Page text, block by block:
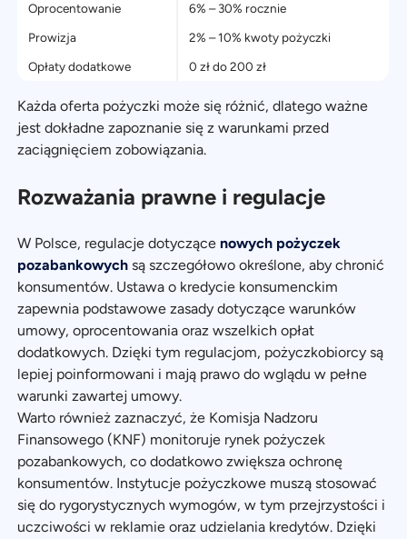
Oprocentowanie
6% – 30% rocznie
Prowizja
2% – 10% kwoty pożyczki
Opłaty dodatkowe
0 zł do 200 zł
Każda oferta pożyczki może się różnić, dlatego ważne
jest dokładne zapoznanie się z warunkami przed
zaciągnięciem zobowiązania.
Rozważania prawne i regulacje
W Polsce, regulacje dotyczące nowych pożyczek
pozabankowych są szczegółowo określone, aby chronić
konsumentów. Ustawa o kredycie konsumenckim
zapewnia podstawowe zasady dotyczące warunków
umowy, oprocentowania oraz wszelkich opłat
dodatkowych. Dzięki tym regulacjom, pożyczkobiorcy są
lepiej poinformowani i mają prawo do wglądu w pełne
warunki zawartej umowy.
Warto również zaznaczyć, że Komisja Nadzoru
Finansowego (KNF) monitoruje rynek pożyczek
pozabankowych, co dodatkowo zwiększa ochronę
konsumentów. Instytucje pożyczkowe muszą stosować
się do rygorystycznych wymogów, w tym przejrzystości i
uczciwości w reklamie oraz udzielania kredytów. Dzięki